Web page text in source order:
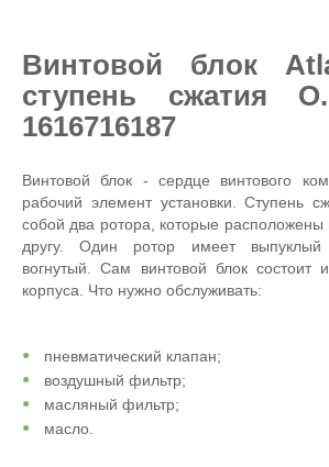
Винтовой блок
ступень сжатия
1616716187
Винтовой блок - сердце винтового
рабочий элемент установки. Ступень
собой два ротора, которые расположены
другу. Один ротор имеет выпуклый
вогнутый. Сам винтовой блок состоит
корпуса. Что нужно обслуживать:
пневматический клапан;
воздушный фильтр;
масляный фильтр;
масло.